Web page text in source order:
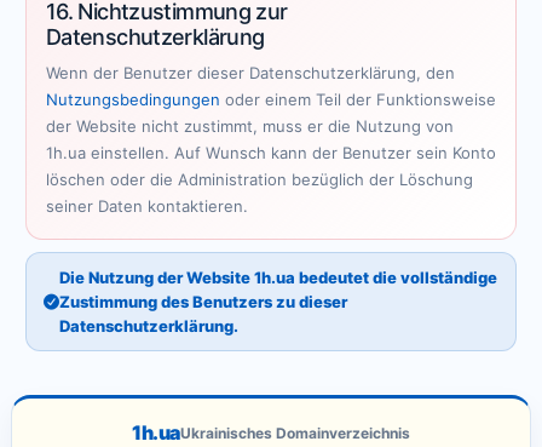
16. Nichtzustimmung zur
Datenschutzerklärung
Wenn der Benutzer dieser Datenschutzerklärung, den
Nutzungsbedingungen oder einem Teil der Funktionsweise
der Website nicht zustimmt, muss er die Nutzung von
1h.ua einstellen. Auf Wunsch kann der Benutzer sein Konto
löschen oder die Administration bezüglich der Löschung
seiner Daten kontaktieren.
Die Nutzung der Website 1h.ua bedeutet die vollständige
Zustimmung des Benutzers zu dieser
Datenschutzerklärung.
1h.uaUkrainisches Domainverzeichnis